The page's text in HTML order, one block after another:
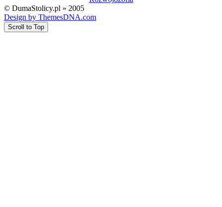
© DumaStolicy.pl » 2005
Design by ThemesDNA.com
Scroll to Top